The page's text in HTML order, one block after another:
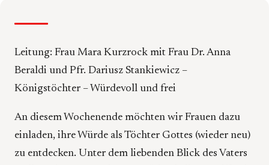
Leitung: Frau Mara Kurzrock mit Frau Dr. Anna
Beraldi und Pfr. Dariusz Stankiewicz –
Königstöchter – Würdevoll und frei
An diesem Wochenende möchten wir Frauen dazu
einladen, ihre Würde als Töchter Gottes (wieder neu)
zu entdecken. Unter dem liebenden Blick des Vaters